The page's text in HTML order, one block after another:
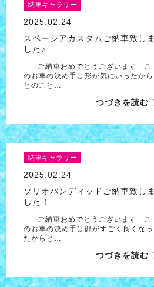
納車ギャラリー
2025.02.24
スペーシアカスタムご納車致しま
した♪
ご納車おめでとうございます こ
のお車の決め手は形が気にいったから
とのこと…
つづきを読む
納車ギャラリー
2025.02.24
ソリオバンディッドご納車致しま
した！
ご納車おめでとうございます こ
のお車の決め手は顔がすごく良くなっ
たからと…
つづきを読む